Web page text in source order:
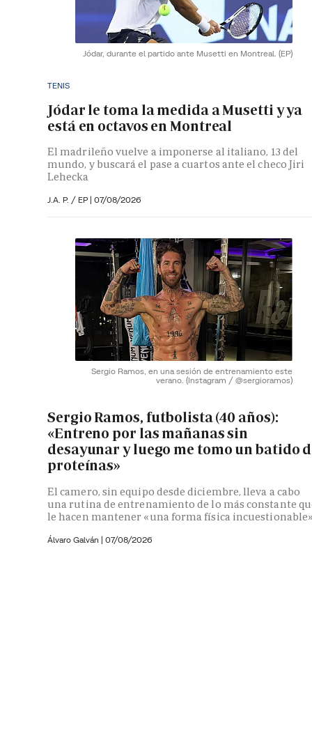
Jódar, durante el partido ante Musetti en Montreal. (EP)
TENIS
Jódar le toma la medida a Musetti y ya
está en octavos en Montreal
El madrileño vuelve a imponerse al italiano, 13 del
mundo, y buscará el pase a cuartos ante el checo Jiri
Lehecka
J.A. P. / EP | 07/08/2026
Sergio Ramos, en una sesión de entrenamiento este
verano. (Instagram / @sergioramos)
Sergio Ramos, futbolista (40 años):
«Entreno por las mañanas sin
desayunar y luego me tomo un batido
proteínas»
El camero, sin equipo desde diciembre, lleva a cabo
una rutina de entrenamiento de lo más constante
le hacen mantener «una forma física
Álvaro Galván | 07/08/2026